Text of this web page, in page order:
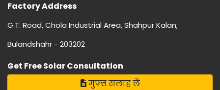
Factory Address
G.T. Road, Chola Industrial Area, Shahpur Kalan,
Bulandshahr - 203202
Get Free Solar Consultation
मुफ्त सलाह लें